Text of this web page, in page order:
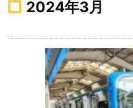
2024年3月